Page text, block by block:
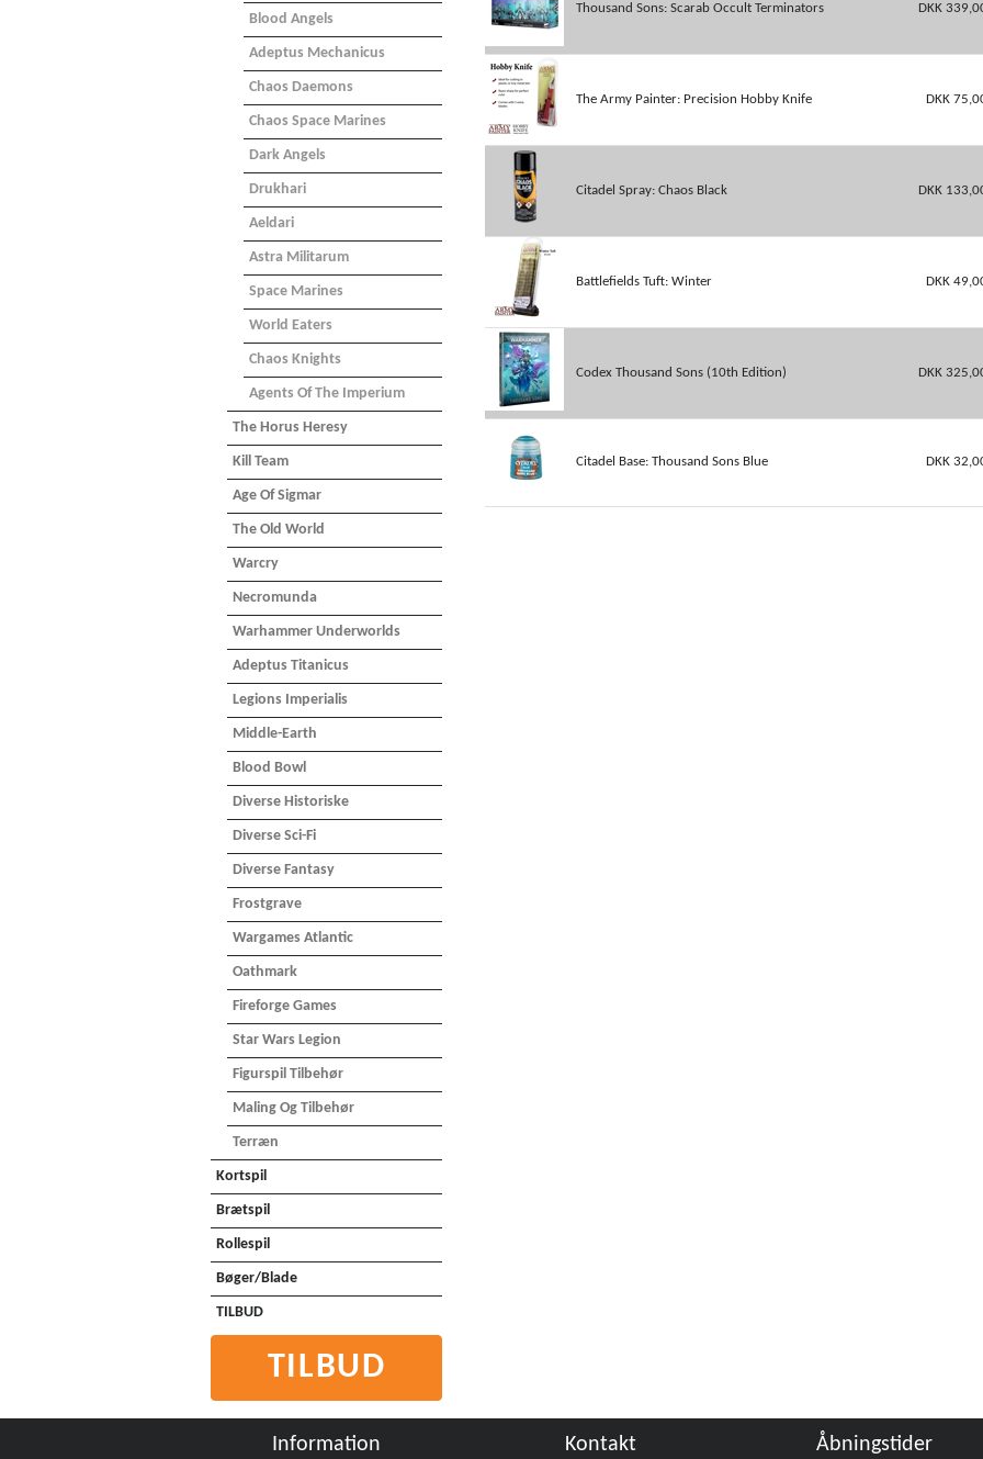
Blood Angels
Adeptus Mechanicus
Chaos Daemons
Chaos Space Marines
Dark Angels
Drukhari
Aeldari
Astra Militarum
Space Marines
World Eaters
Chaos Knights
Agents Of The Imperium
The Horus Heresy
Kill Team
Age Of Sigmar
The Old World
Warcry
Necromunda
Warhammer Underworlds
Adeptus Titanicus
Legions Imperialis
Middle-Earth
Blood Bowl
Diverse Historiske
Diverse Sci-Fi
Diverse Fantasy
Frostgrave
Wargames Atlantic
Oathmark
Fireforge Games
Star Wars Legion
Figurspil Tilbehør
Maling Og Tilbehør
Terræn
Kortspil
Brætspil
Rollespil
Bøger/Blade
TILBUD
TILBUD
Thousand Sons: Scarab Occult Terminators DKK
The Army Painter: Precision Hobby Knife DKK
Citadel Spray: Chaos Black DKK
Battlefields Tuft: Winter DKK
Codex Thousand Sons (10th Edition) DKK
Citadel Base: Thousand Sons Blue DKK
Information Kontakt Åbningstider